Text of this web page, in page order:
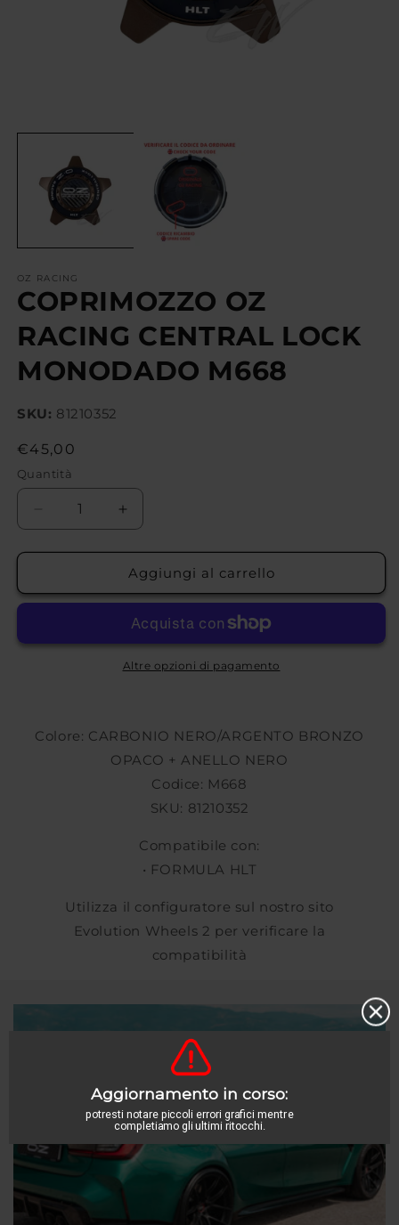
OZ RACING
COPRIMOZZO OZ
RACING CENTRAL LOCK
MONODADO M668
SKU: 81210352
Prezzo
di
listino
€45,00
Quantità
Diminuisci
quantità
per
COPRIMOZZO
OZ
LOCK
MONODADO
Aumenta
quantità
per
COPRIMOZZO
OZ
CENTRAL
LOCK
MONODADO
Aggiungi al carrello
Altre opzioni di pagamento
Colore: CARBONIO NERO/ARGENTO BRONZO
OPACO + ANELLO NERO
Codice: M668
SKU: 81210352
Compatibile con:
• FORMULA HLT
Utilizza il configuratore sul nostro sito
Evolution Wheels 2 per verificare la
compatibilità